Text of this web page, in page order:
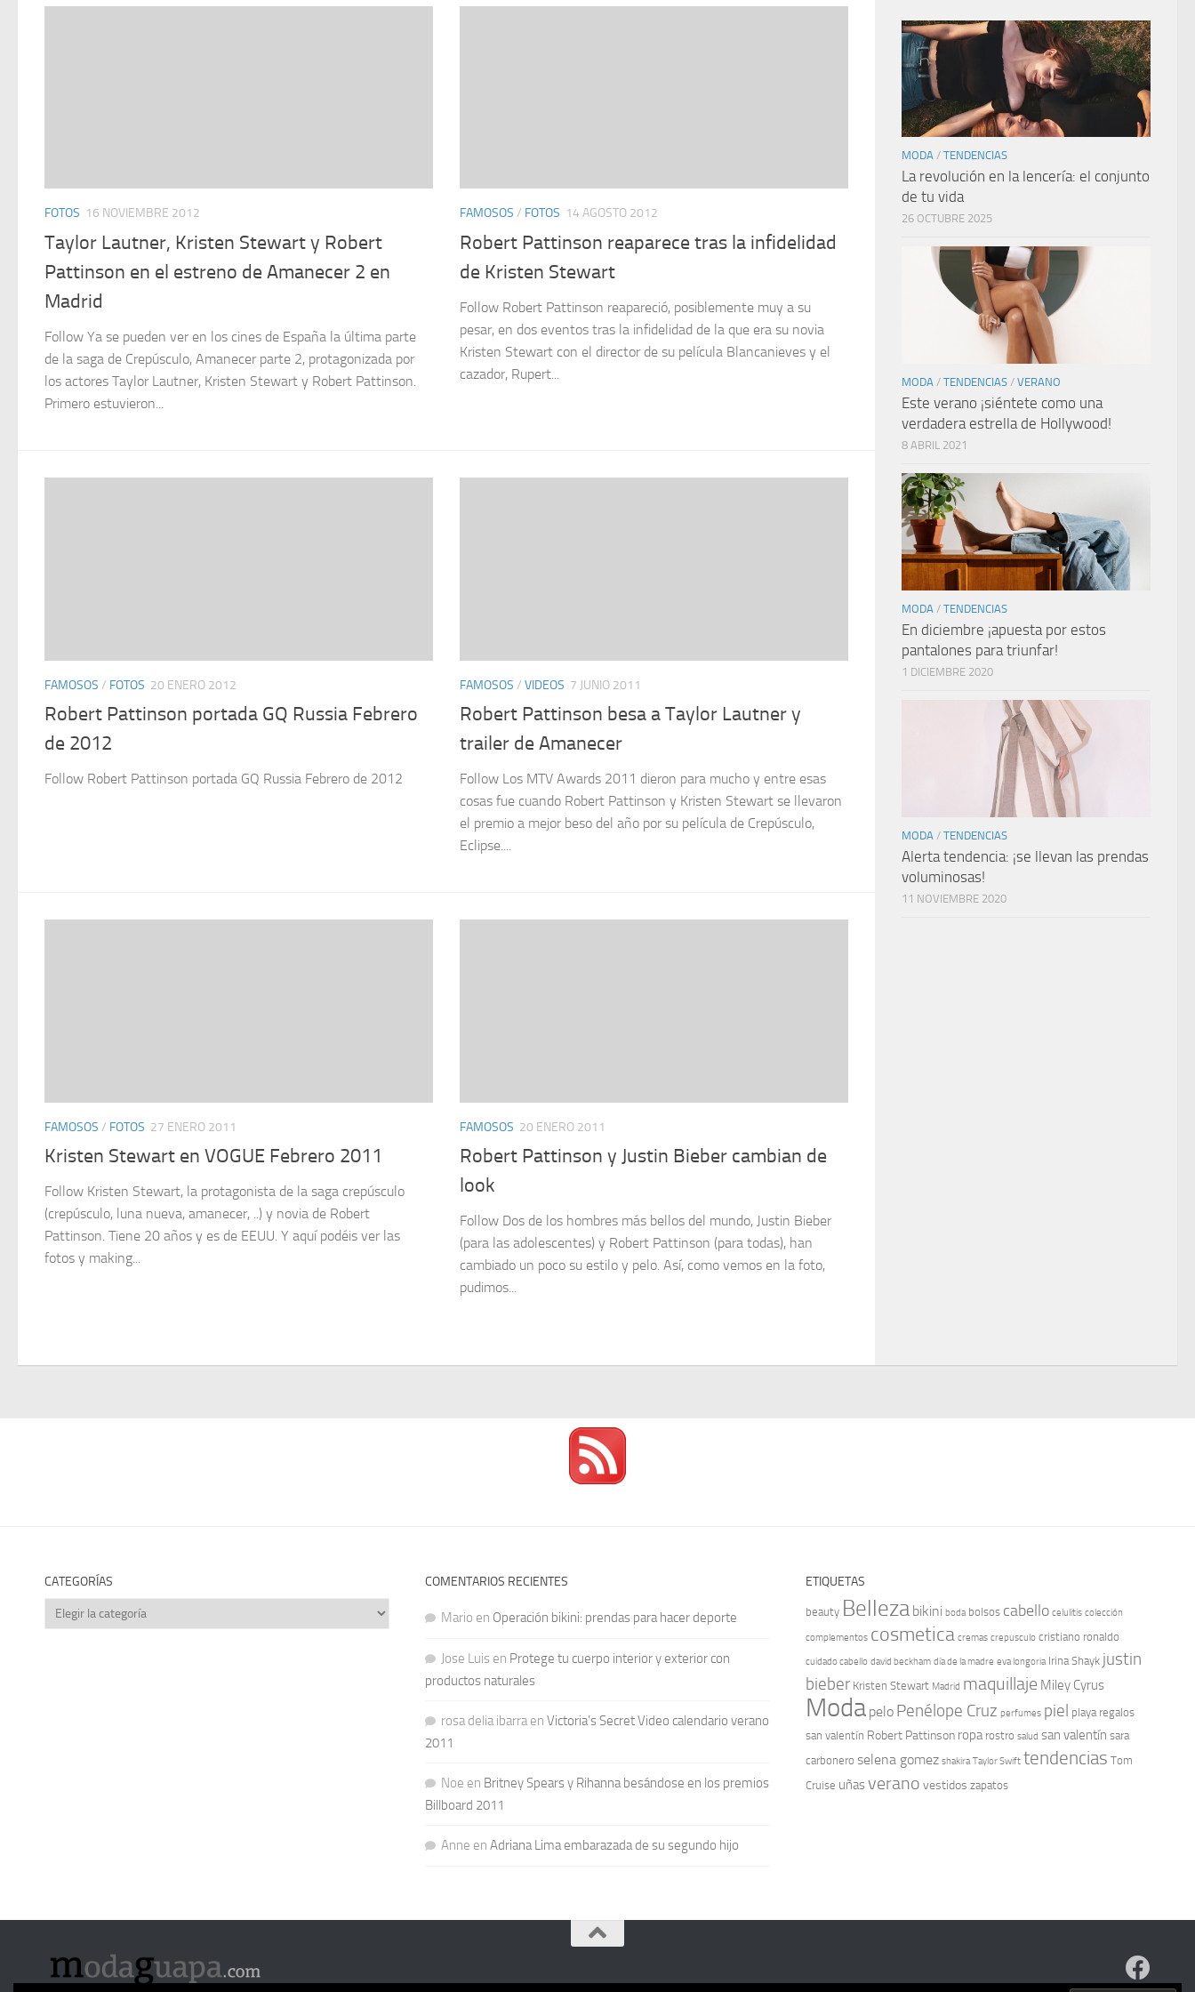
FOTOS 16 NOVIEMBRE 2012
Taylor Lautner, Kristen Stewart y Robert
Pattinson en el estreno de Amanecer 2 en
Madrid
Follow Ya se pueden ver en los cines de España la última parte
de la saga de Crepúsculo, Amanecer parte 2, protagonizada por
los actores Taylor Lautner, Kristen Stewart y Robert Pattinson.
Primero estuvieron...
FAMOSOS / FOTOS 14 AGOSTO 2012
Robert Pattinson reaparece tras la infidelidad
de Kristen Stewart
Follow Robert Pattinson reapareció, posiblemente muy a su
pesar, en dos eventos tras la infidelidad de la que era su novia
Kristen Stewart con el director de su película Blancanieves y el
cazador, Rupert...
FAMOSOS / FOTOS 20 ENERO 2012
Robert Pattinson portada GQ Russia Febrero
de 2012
Follow Robert Pattinson portada GQ Russia Febrero de 2012
FAMOSOS / VIDEOS 7 JUNIO 2011
Robert Pattinson besa a Taylor Lautner y
trailer de Amanecer
Follow Los MTV Awards 2011 dieron para mucho y entre esas
cosas fue cuando Robert Pattinson y Kristen Stewart se llevaron
el premio a mejor beso del año por su película de Crepúsculo,
Eclipse....
FAMOSOS / FOTOS 27 ENERO 2011
Kristen Stewart en VOGUE Febrero 2011
Follow Kristen Stewart, la protagonista de la saga crepúsculo
(crepúsculo, luna nueva, amanecer, ..) y novia de Robert
Pattinson. Tiene 20 años y es de EEUU. Y aquí podéis ver las
fotos y making...
FAMOSOS 20 ENERO 2011
Robert Pattinson y Justin Bieber cambian de
look
Follow Dos de los hombres más bellos del mundo, Justin Bieber
(para las adolescentes) y Robert Pattinson (para todas), han
cambiado un poco su estilo y pelo. Así, como vemos en la foto,
pudimos...
MODA / TENDENCIAS
La revolución en la lencería: el conjunto
de tu vida
26 OCTUBRE 2025
MODA / TENDENCIAS / VERANO
Este verano ¡siéntete como una
verdadera estrella de Hollywood!
8 ABRIL 2021
MODA / TENDENCIAS
En diciembre ¡apuesta por estos
pantalones para triunfar!
1 DICIEMBRE 2020
MODA / TENDENCIAS
Alerta tendencia: ¡se llevan las prendas
voluminosas!
11 NOVIEMBRE 2020
CATEGORÍAS
Categorías
COMENTARIOS RECIENTES
Mario en Operación bikini: prendas para hacer deporte
Jose Luis en Protege tu cuerpo interior y exterior con
productos naturales
rosa delia ibarraen Victoria’s Secret Video calendario verano
2011
Noe en Britney Spears y Rihanna besándose en los premios
Billboard 2011
Anne en Adriana Lima embarazada de su segundo hijo
ETIQUETAS
beauty Belleza bikini boda bolsos cabello celulitis colección
complementos cosmetica cremas crepusculo cristiano ronaldo
cuidado cabello david beckham día de la madre eva longoria Irina Shayk justin
bieber Kristen Stewart Madrid maquillaje Miley Cyrus
Moda pelo Penélope Cruz perfumes piel playa regalos
san valentín Robert Pattinson ropa rostro salud san valentín sara
carbonero selena gomez shakira Taylor Swift tendencias Tom
Cruise uñasverano vestidos zapatos